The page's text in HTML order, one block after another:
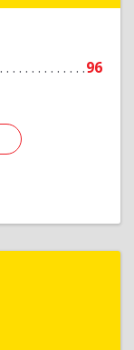
96
Подробнее